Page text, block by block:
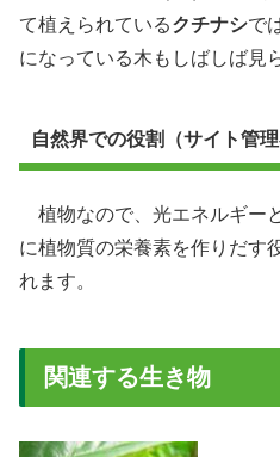
て植えられているクチナシで
になっている木もしばしば見
自然界での役割（サイト管理
植物なので、光エネルギー
に植物質の栄養素を作りだす
れます。
関連する生き物